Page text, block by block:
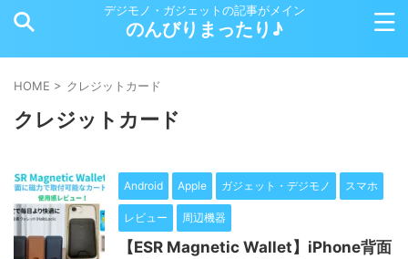
デジモノ・ガジェットの記事がメイン
のんびりまったり♪
HOME > クレジットカード
クレジットカード
Android Apple ガジェット・デジモノ スマホ
レビュー 周辺機器
【ESR Magnetic Wallet】iPhone背面